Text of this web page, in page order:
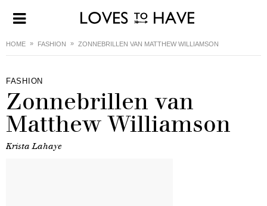
HOME FASHION ZONNEBRILLEN VAN MATTHEW WILLIAMSON
FASHION
Zonnebrillen van
Matthew Williamson
Krista Lahaye